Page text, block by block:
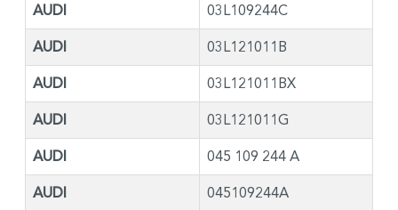
AUDI 03L109244C
AUDI 03L121011B
AUDI 03L121011BX
AUDI 03L121011G
AUDI 045 109 244 A
AUDI 045109244A